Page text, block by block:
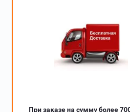
При заказе на сумму более